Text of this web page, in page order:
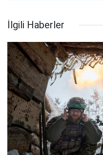
İlgili Haberler